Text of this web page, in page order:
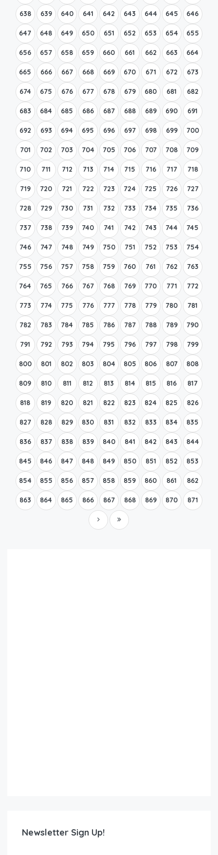
638 639 640 641 642 643 644 645 646
647 648 649 650 651 652 653 654 655
656 657 658 659 660 661 662 663 664
665 666 667 668 669 670 671 672 673
674 675 676 677 678 679 680 681 682
683 684 685 686 687 688 689 690 691
692 693 694 695 696 697 698 699 700
701 702 703 704 705 706 707 708 709
710 711 712 713 714 715 716 717 718
719 720 721 722 723 724 725 726 727
728 729 730 731 732 733 734 735 736
737 738 739 740 741 742 743 744 745
746 747 748 749 750 751 752 753 754
755 756 757 758 759 760 761 762 763
764 765 766 767 768 769 770 771 772
773 774 775 776 777 778 779 780 781
782 783 784 785 786 787 788 789 790
791 792 793 794 795 796 797 798 799
800 801 802 803 804 805 806 807 808
809 810 811 812 813 814 815 816 817
818 819 820 821 822 823 824 825 826
827 828 829 830 831 832 833 834 835
836 837 838 839 840 841 842 843 844
845 846 847 848 849 850 851 852 853
854 855 856 857 858 859 860 861 862
863 864 865 866 867 868 869 870 871
Newsletter Sign Up!